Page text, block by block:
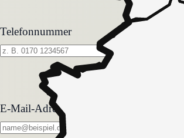
Telefonnummer
E-Mail-Adresse